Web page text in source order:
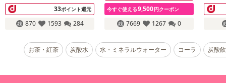
33ポイント還元
870 1593 284
今すぐ使える9,500円クーポン
7669 1267 0
お茶・紅茶 炭酸水 水・ミネラルウォーター コーラ 炭酸